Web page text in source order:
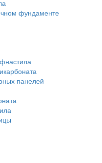
фундаменте
панелей